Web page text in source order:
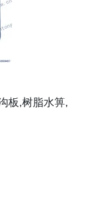
板,树脂水箅,